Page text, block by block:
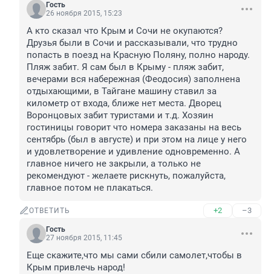
Гость
26 ноября 2015, 15:23
А кто сказал что Крым и Сочи не окупаются?
Друзья были в Сочи и рассказывали, что трудно
попасть в поезд на Красную Поляну, полно народу.
Пляж забит. Я сам был в Крыму - пляж забит,
вечерами вся набережная (Феодосия) заполнена
отдыхающими, в Тайгане машину ставил за
километр от входа, ближе нет места. Дворец
Воронцовых забит туристами и т.д. Хозяин
гостиницы говорит что номера заказаны на весь
сентябрь (был в августе) и при этом на лице у него
и удовлетворение и удивление одновременно. А
главное ничего не закрыли, а только не
рекомендуют - желаете рискнуть, пожалуйста,
главное потом не плакаться.
ОТВЕТИТЬ +2 –3
Гость
27 ноября 2015, 11:45
Еще скажите,что мы сами сбили самолет,чтобы в
Крым привлечь народ!